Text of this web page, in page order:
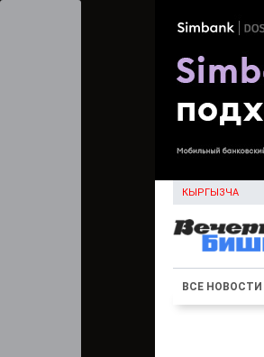
КЫРГЫЗЧА
ВСЕ НОВОСТИ